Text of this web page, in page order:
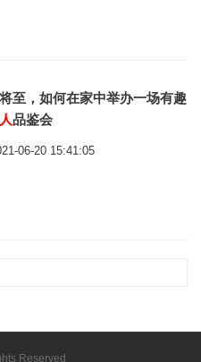
至，如何在家中举办一场有趣
品鉴会
06-20 15:41:05
Reserved